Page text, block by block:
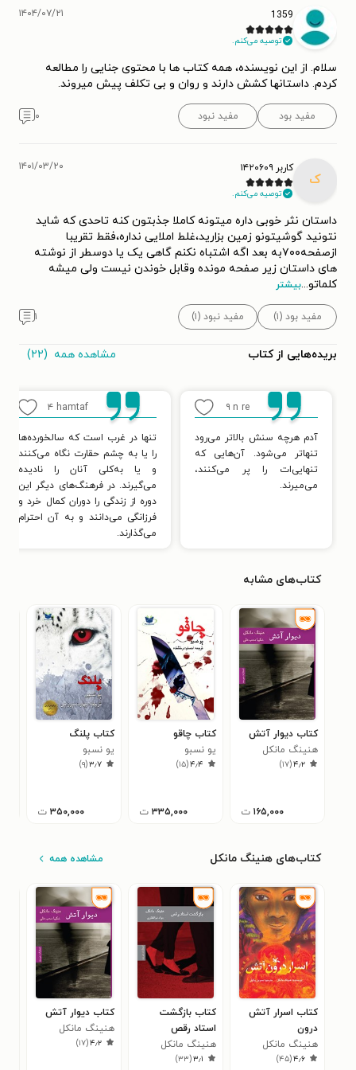
1359
توصیه می‌کنم.
۱۴۰۴/۰۷/۲۱
سلام. از این نویسنده، همه کتاب ها با محتوی جنایی را مطالعه
کردم. داستانها کشش دارند و روان و بی تکلف پیش میروند.
مفید بود مفید نبود ۰
ک
کاربر ۱۴۲۰۶۰۹
توصیه می‌کنم.
۱۴۰۱/۰۳/۲۰
داستان نثر خوبی داره میتونه کاملا جذبتون کنه تاحدی که شاید
نتونید گوشیتونو زمین بزارید،غلط املایی نداره،فقط تقریبا
ازصفحه۷۰۰به بعد اگه اشتباه نکنم گاهی یک یا دوسطر از نوشته
های داستان زیر صفحه مونده وقابل خوندن نیست ولی میشه
کلماتو...بیشتر
مفید بود (۱) مفید نبود (۱) ۱
بریده‌هایی از کتاب مشاهده همه (۲۲)
n re ۹
آدم هرچه سنش بالاتر می‌رود
تنهاتر می‌شود. آن‌هایی که
تنهایی‌ات را پر می‌کنند،
می‌میرند.
hamtaf ۴
تنها در غرب است که سالخورده‌ها
را یا به چشم حقارت نگاه می‌کنند
و یا به‌کلی آنان را نادیده
می‌گیرند. در فرهنگ‌های دیگر این
دوره از زندگی را دوران کمال خرد و
فرزانگی می‌دانند و به آن احترام
می‌گذارند.
کتاب‌های مشابه
کتاب دیوار آتش
هنینگ مانکل
۴٫۲(۱۷)
۱۶۵,۰۰۰ ت
کتاب چاقو
یو نسبو
۴٫۴(۱۵)
۳۳۵,۰۰۰ ت
کتاب پلنگ
یو نسبو
۳٫۷(۹)
۳۵۰,۰۰۰ ت
کتاب‌های هنینگ مانکل مشاهده همه
کتاب اسرار آتش
درون
هنینگ مانکل
۴٫۶(۴۵)
کتاب بازگشت
استاد رقص
هنینگ مانکل
۳٫۱(۳۳)
کتاب دیوار آتش
هنینگ مانکل
۴٫۲(۱۷)